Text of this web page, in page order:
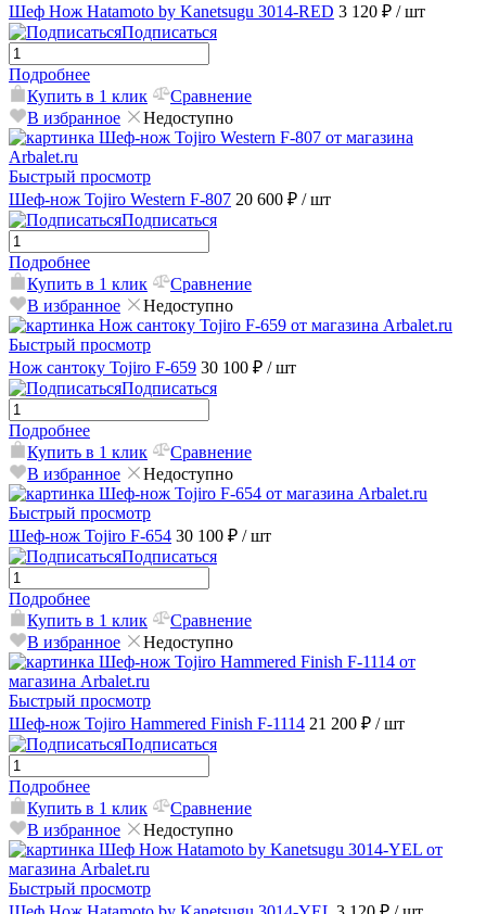
Шеф Нож Hatamoto by Kanetsugu 3014-RED 3 120 ₽ / шт
Подписаться
Подробнее
Купить в 1 клик
Сравнение
В избранное
Недоступно
Быстрый просмотр
Шеф-нож Tojiro Western F-807 20 600 ₽ / шт
Подписаться
Подробнее
Купить в 1 клик
Сравнение
В избранное
Недоступно
Быстрый просмотр
Нож сантоку Tojiro F-659 30 100 ₽ / шт
Подписаться
Подробнее
Купить в 1 клик
Сравнение
В избранное
Недоступно
Быстрый просмотр
Шеф-нож Tojiro F-654 30 100 ₽ / шт
Подписаться
Подробнее
Купить в 1 клик
Сравнение
В избранное
Недоступно
Быстрый просмотр
Шеф-нож Tojiro Hammered Finish F-1114 21 200 ₽ / шт
Подписаться
Подробнее
Купить в 1 клик
Сравнение
В избранное
Недоступно
Быстрый просмотр